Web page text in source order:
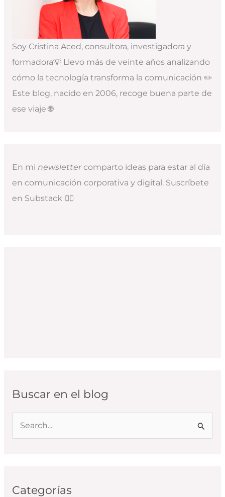
Soy Cristina Aced, consultora, investigadora y
formadora💡 Llevo más de veinte años analizando
cómo la tecnología transforma la comunicación ✏️
Este blog, nacido en 2006, recoge buena parte de
ese viaje 🌐
En mi newslettercomparto ideas para estar al día
en comunicación corporativa y digital. Suscríbete
en Substack 👇🏻
Buscar en el blog
a
Categorías